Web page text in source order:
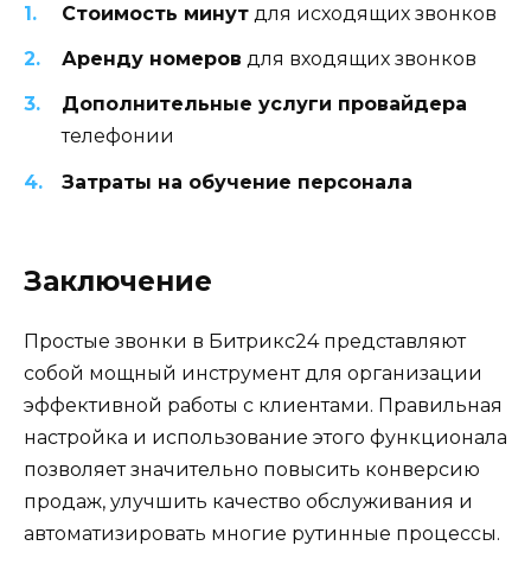
Стоимость минут для исходящих звонков
Аренду номеров для входящих звонков
Дополнительные услуги провайдера
телефонии
Затраты на обучение персонала
Заключение
Простые звонки в Битрикс24 представляют
собой мощный инструмент для организации
эффективной работы с клиентами. Правильная
настройка и использование этого функционала
позволяет значительно повысить конверсию
продаж, улучшить качество обслуживания и
автоматизировать многие рутинные процессы.